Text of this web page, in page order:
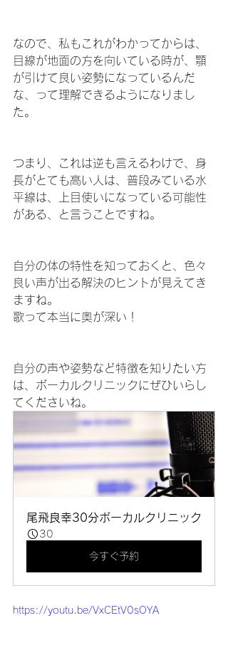
なので、私もこれがわかってからは、
目線が地面の方を向いている時が、顎
が引けて良い姿勢になっているんだ
な、って理解できるようになりまし
た。
つまり、これは逆も言えるわけで、身
長がとても高い人は、普段みている水
平線は、上目使いになっている可能性
がある、と言うことですね。
自分の体の特性を知っておくと、色々
良い声が出る解決のヒントが見えてき
ますね。
歌って本当に奥が深い！
自分の声や姿勢など特徴を知りたい方
は、ボーカルクリニックにぜひいらし
てくださいね。
尾飛良幸30分ボーカルクリニック
30
今すぐ予約
https://youtu.be/VxCEtV0sOYA